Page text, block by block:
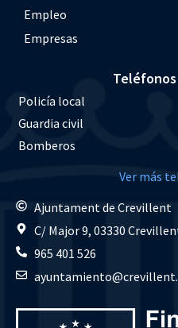
Empleo
Empresas
Policía local
Guardia civil
Bomberos
Ver más
Ajuntament de Crevillent
C/ Major 9, 03330
965 401 526